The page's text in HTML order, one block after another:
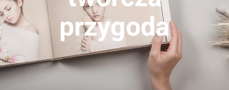
przygoda